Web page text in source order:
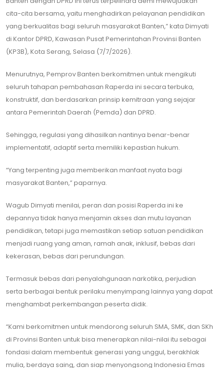
cita-cita bersama, yaitu menghadirkan pelayanan pendidikan
yang berkualitas bagi seluruh masyarakat Banten,” kata Dimyati
di Kantor DPRD, Kawasan Pusat Pemerintahan Provinsi Banten
(KP3B), Kota Serang, Selasa (7/7/2026).
Menurutnya, Pemprov Banten berkomitmen untuk mengikuti
seluruh tahapan pembahasan Raperda ini secara terbuka,
konstruktif, dan berdasarkan prinsip kemitraan yang sejajar
antara Pemerintah Daerah (Pemda) dan DPRD.
Sehingga, regulasi yang dihasilkan nantinya benar-benar
implementatif, adaptif serta memiliki kepastian hukum.
“Yang terpenting juga memberikan manfaat nyata bagi
masyarakat Banten,” paparnya.
Wagub Dimyati menilai, peran dan posisi Raperda ini ke
depannya tidak hanya menjamin akses dan mutu layanan
pendidikan, tetapi juga memastikan setiap satuan pendidikan
menjadi ruang yang aman, ramah anak, inklusif, bebas dari
kekerasan, bebas dari perundungan.
Termasuk bebas dari penyalahgunaan narkotika, perjudian
serta berbagai bentuk perilaku menyimpang lainnya yang dapat
menghambat perkembangan peserta didik.
“Kami berkomitmen untuk mendorong seluruh SMA, SMK, dan SKh
di Provinsi Banten untuk bisa menerapkan nilai-nilai itu sebagai
fondasi dalam membentuk generasi yang unggul, berakhlak
mulia, berdaya saing, dan siap menyongsong Indonesia Emas